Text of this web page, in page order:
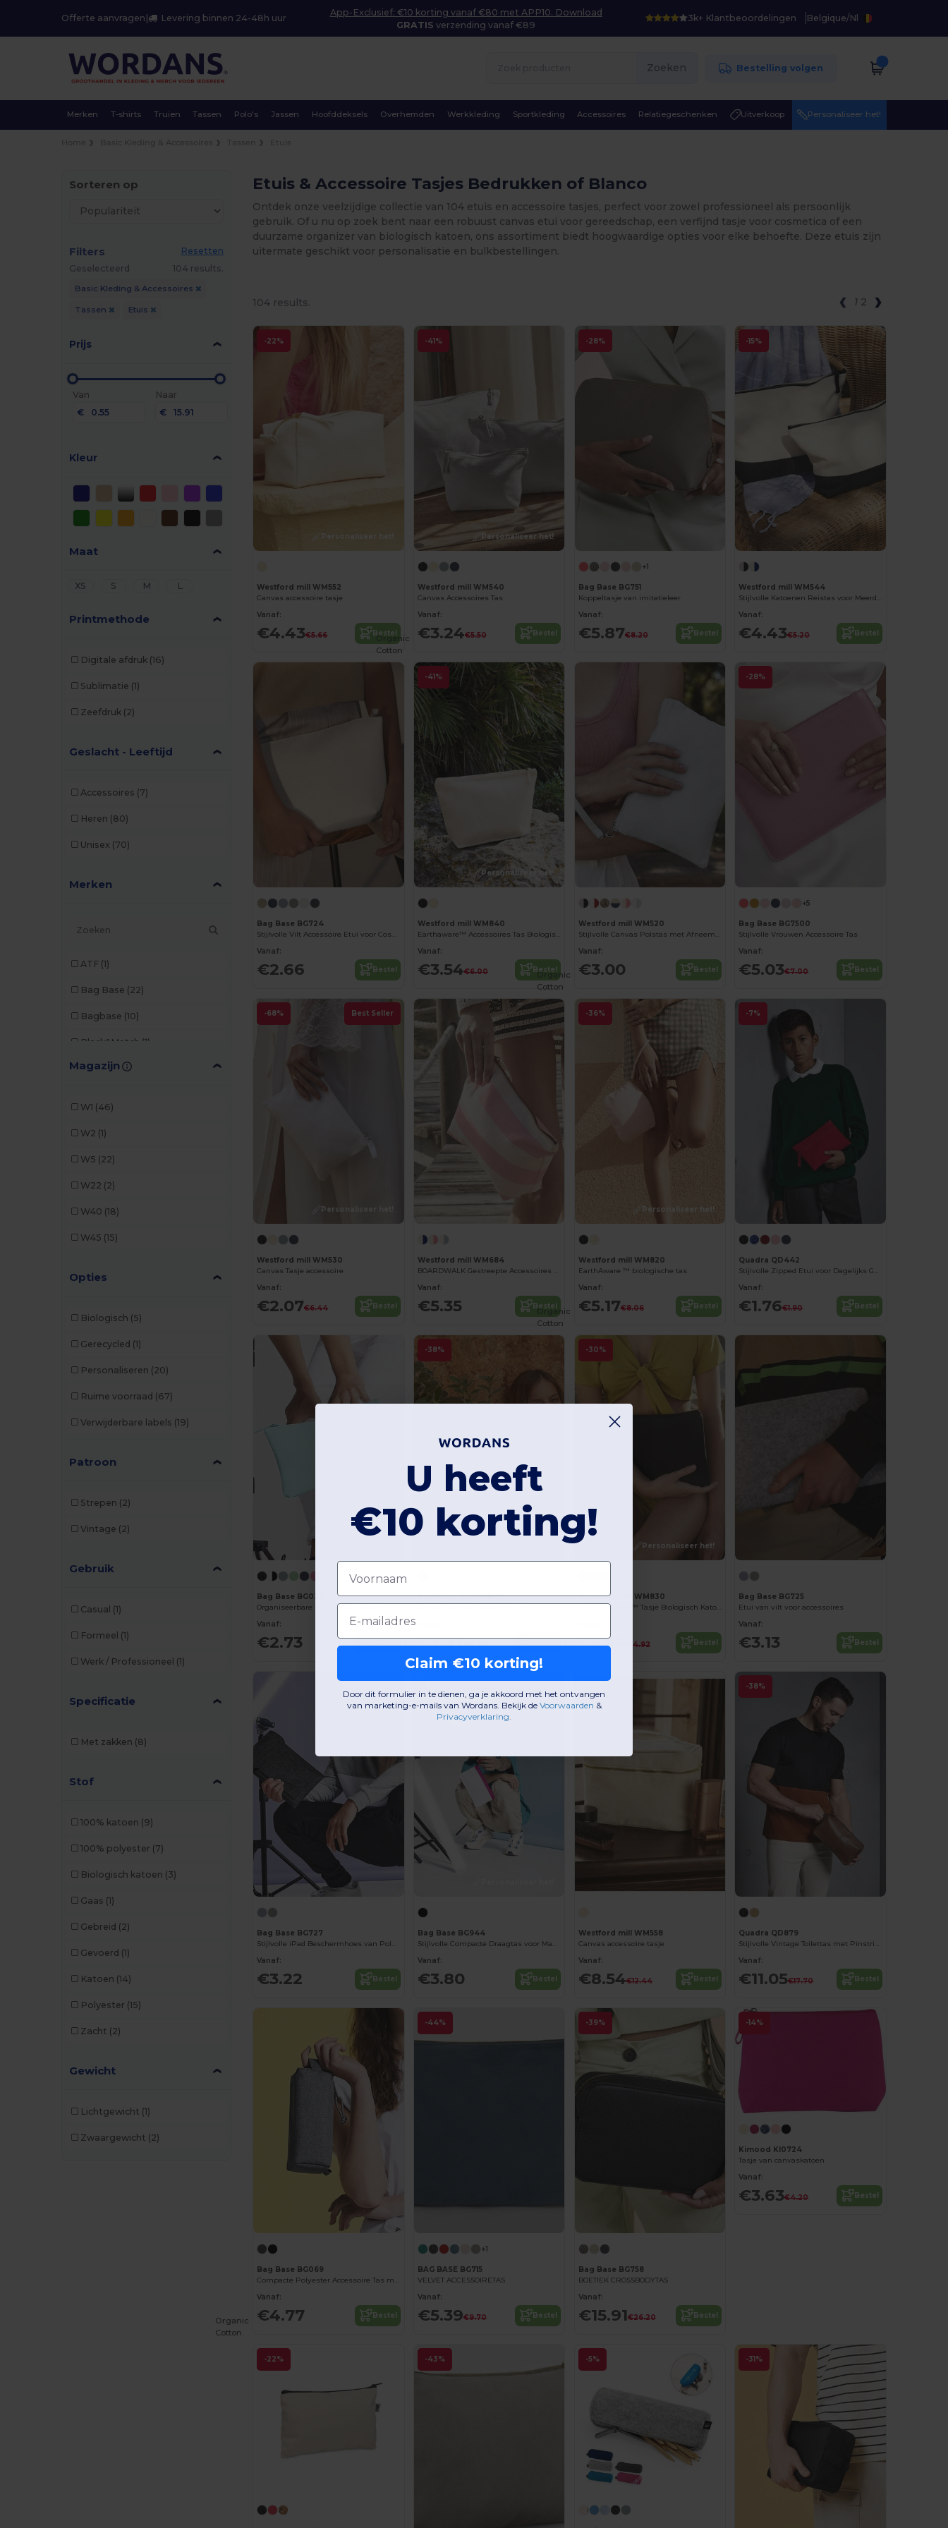
Offerte aanvragen Levering binnen 24-48h uur
App-Exclusief: €10 korting vanaf €80 met APP10. Download
GRATIS verzending vanaf €89
3k+ Klantbeoordelingen Belgique/Nl
Zoeken Bestelling volgen
Merken T-shirts Truien Tassen Polo's Jassen Hoofddeksels Overhemden Werkkleding Sportkleding Accessoires Relatiegeschenken Uitverkoop Personaliseer het!
Sorteren op
Filters
Resetten
Geselecteerd
104 results.
Basic Kleding & Accessoires
Tassen Etuis
Prijs
Van
€
Naar
€
Kleur
Maat
XS S M L
Printmethode
Digitale afdruk (16)
Sublimatie (1)
Zeefdruk (2)
Geslacht - Leeftijd
Accessoires (7)
Heren (80)
Unisex (70)
Merken
ATF (1)
Bag Base (22)
Bagbase (10)
Black&Match (1)
Egotier (15)
Magazijn
W1 (46)
W2 (1)
W5 (22)
W22 (2)
W40 (18)
W45 (15)
Opties
Biologisch (5)
Gerecycled (1)
Personaliseren (20)
Ruime voorraad (67)
Verwijderbare labels (19)
Patroon
Strepen (2)
Vintage (2)
Gebruik
Casual (1)
Formeel (1)
Werk / Professioneel (1)
Specificatie
Met zakken (8)
Stof
100% katoen (9)
100% polyester (7)
Biologisch katoen (3)
Gaas (1)
Gebreid (2)
Gevoerd (1)
Katoen (14)
Polyester (15)
Zacht (2)
Gewicht
Lichtgewicht (1)
Zwaargewicht (2)
Etuis & Accessoire Tasjes Bedrukken of Blanco
Ontdek onze veelzijdige collectie van 104 etuis en accessoire tasjes, perfect voor zowel professioneel als persoonlijk
gebruik. Of u nu op zoek bent naar een robuust canvas etui voor gereedschap, een verfijnd tasje voor cosmetica of een
duurzame organizer van biologisch katoen, ons assortiment biedt hoogwaardige opties voor elke behoefte. Deze etuis zijn
uitermate geschikt voor personalisatie en bulkbestellingen.
104 results. 1 2
-22%
Personaliseer het!
Westford mill WM552
Canvas accessoire tasje
Vanaf:
€4.43€5.66 Bestel
-41%
Personaliseer het!
Westford mill WM540
Canvas Accessoires Tas
Vanaf:
€3.24€5.50 Bestel
-28%
+1
Bag Base BG751
Koppeltasje van imitatieleer
Vanaf:
€5.87€8.20 Bestel
-15%
Westford mill WM544
Stijlvolle Katoenen Reistas voor Meerdere Doeleinden
Vanaf:
€4.43€5.20 Bestel
Bag Base BG724
Stijlvolle Vilt Accessoire Etui voor Cosmetica
Vanaf:
€2.66 Bestel
-41%
Organic
Cotton
Personaliseer het!
Westford mill WM840
Earthaware™ Accessoires Tas Biologisch Katoen
Vanaf:
€3.54€6.00 Bestel
Westford mill WM520
Stijlvolle Canvas Polstas met Afneembare Band
Vanaf:
€3.00 Bestel
-28%
+5
Bag Base BG7500
Stijlvolle Vrouwen Accessoire Tas
Vanaf:
€5.03€7.00 Bestel
-68% Best Seller
Personaliseer het!
Westford mill WM530
Canvas Tasje accessoire
Vanaf:
€2.07€6.44 Bestel
Westford mill WM684
BOARDWALK Gestreepte Accessoires Tas
Vanaf:
€5.35 Bestel
-36%
Organic
Cotton
Personaliseer het!
Westford mill WM820
EarthAware ™ biologische tas
Vanaf:
€5.17€8.06 Bestel
-7%
Quadra QD442
Stijlvolle Zipped Etui voor Dagelijks Gebruik
Vanaf:
€1.76€1.90 Bestel
Bag Base BG038
Vanaf:
€2.73
-38%
WestFord Mill WM572
€3.97€6.44
-30%
Organic
Cotton
Personaliseer het!
Westford mill WM830
EARTHAWARE™ Tasje Biologisch Katoen
€3.44 €4.92 Bestel
Bag Base BG725
Etui van vilt voor accessoires
Vanaf:
€3.13 Bestel
Bag Base BG727
Stijlvolle iPad Beschermhoes van Polyester Vilt
Vanaf:
€3.22 Bestel
Bag Base BG944
Stijlvolle Compacte Draagtas voor Mannen
Vanaf:
€3.80 Bestel
Westford mill WM558
Canvas accessoire tasje
Vanaf:
€8.54€12.44 Bestel
-38%
Quadra QD879
Stijlvolle Vintage Toilettas met Pinstripe Voering
Vanaf:
€11.05€17.70 Bestel
Bag Base BG069
Compacte Polyester Accessoire Tas met Rits
Vanaf:
€4.77 Bestel
-44%
+1
BAG BASE BG715
VELVET ACCESSOIRETAS
Vanaf:
€5.39€9.70 Bestel
-39%
Bag Base BG758
BOETIEK CROSSBODYTAS
Vanaf:
€15.91€26.20 Bestel
-14%
Kimood KI0724
Tasje van canvaskatoen
Vanaf:
€3.63€4.20 Bestel
-22%
Organic
Cotton
-43% -5% -31%
U heeft
€10 korting!
Voornaam
Email
Claim €10 korting!
Door dit formulier in te dienen, ga je akkoord met het ontvangen
van marketing-e-mails van Wordans. Bekijk de Voorwaarden &
Privacyverklaring.